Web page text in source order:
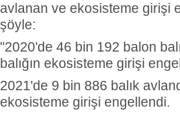
avlanan ve ekosisteme girişi
şöyle:
"2020'de 46 bin 192 balon
balığın ekosisteme girişi
2021'de 9 bin 886 balık
ekosisteme girişi engellendi.